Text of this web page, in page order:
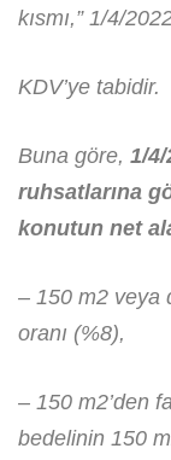
kısmı,” 1/4/
KDV’ye tabidir.
Buna göre, 1/
ruhsatlarına
konutun net
– 150 m2 veya
oranı (%8),
– 150 m2’den
bedelinin 150